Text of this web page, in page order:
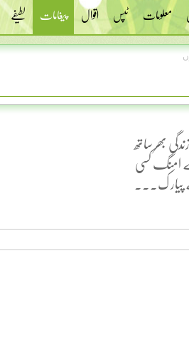
معلومات ٹپس اقوال پیغامات لطیفے
بھر ساتھ
امنگ کسی
پیار ک...